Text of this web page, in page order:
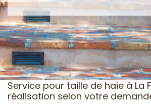
Service pour taille de haie à La
réalisation selon votre